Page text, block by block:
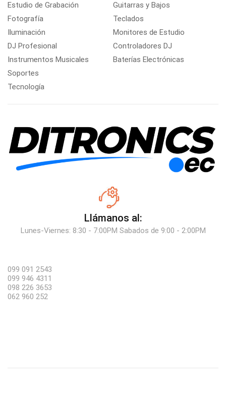
Estudio de Grabación
Fotografía
Iluminación
DJ Profesional
Instrumentos Musicales
Soportes
Tecnología
Guitarras y Bajos
Teclados
Monitores de Estudio
Controladores DJ
Baterías Electrónicas
Llámanos al:
Lunes-Viernes: 8:30 - 7:00PM Sabados de 9:00 - 2:00PM
099 091 2543
099 946 4311
098 226 3653
062 960 252